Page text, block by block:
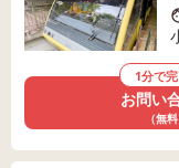
1分で完
お問い
（無料